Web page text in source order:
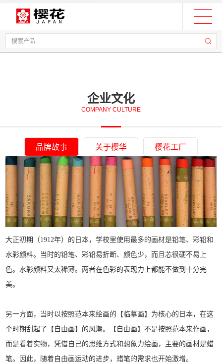
企业文化
COMPANY CULTURE
品牌故事 关于樱华 樱花工厂
大正初期（1912年）的日本，学校里使用最多的画材是铅笔、彩铅和
水彩颜料。当时的铅笔、彩铅易折断、颜色少，而且芯很硬不易上
色。水彩颜料又太稀薄。两者在色彩的表现力上都能不做到十分完
美。
另一方面，当时以按照范本来绘画的【临摹画】为核心的日本，在这
个时期刮起了【自由画】的风潮。【自由画】不是按照范本来作画，
而是看着实物，凭借自己的思维方式和想象力绘画，主要的画材是蜡
笔。因此，随着自由画运动的进步，蜡笔的需求也开始激增。